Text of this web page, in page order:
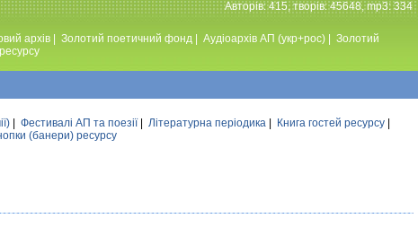
Авторiв: 415, творiв: 45648, mp3: 334
архів Золотий поетичний фонд Аудiоархiв АП (укр+рос)
Золотий
Фестивалi АП та поезiї| Літературна періодика Книга гостей ресурсу
(банери) ресурсу